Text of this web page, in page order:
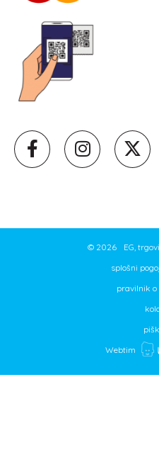
© 2026
EG,
splošni
pravilnik o
Webtim